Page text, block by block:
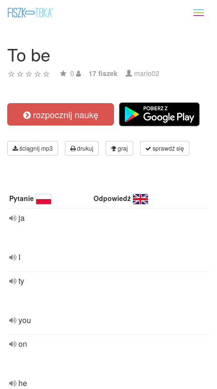
To be
0 17 fiszek mario02
rozpocznij naukę
ściągnij mp3 drukuj graj sprawdź się
Pytanie Odpowiedź
ja
I
ty
you
on
he